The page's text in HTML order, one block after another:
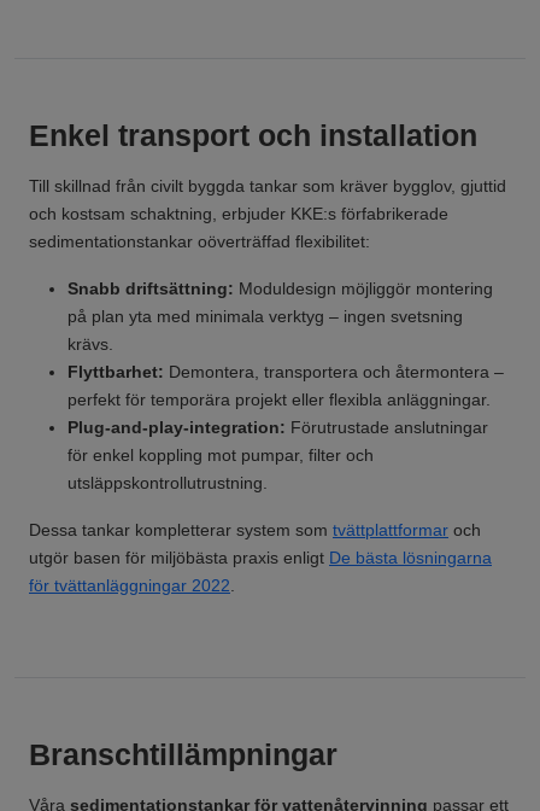
Enkel transport och installation
Till skillnad från civilt byggda tankar som kräver bygglov, gjuttid
och kostsam schaktning, erbjuder KKE:s förfabrikerade
sedimentationstankar oöverträffad flexibilitet:
Snabb driftsättning: Moduldesign möjliggör montering
på plan yta med minimala verktyg – ingen svetsning
krävs.
Flyttbarhet: Demontera, transportera och återmontera –
perfekt för temporära projekt eller flexibla anläggningar.
Plug-and-play-integration: Förutrustade anslutningar
för enkel koppling mot pumpar, filter och
utsläppskontrollutrustning.
Dessa tankar kompletterar system som tvättplattformar och
utgör basen för miljöbästa praxis enligt De bästa lösningarna
för tvättanläggningar 2022
Branschtillämpningar
Våra sedimentationstankar för vattenåtervinning passar ett